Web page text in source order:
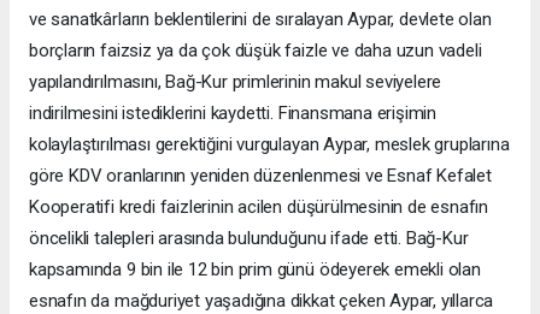
ve sanatkârların beklentilerini de sıralayan Aypar, devlete olan
borçların faizsiz ya da çok düşük faizle ve daha uzun vadeli
yapılandırılmasını, Bağ-Kur primlerinin makul seviyelere
indirilmesini istediklerini kaydetti. Finansmana erişimin
kolaylaştırılması gerektiğini vurgulayan Aypar, meslek gruplarına
göre KDV oranlarının yeniden düzenlenmesi ve Esnaf Kefalet
Kooperatifi kredi faizlerinin acilen düşürülmesinin de esnafın
öncelikli talepleri arasında bulunduğunu ifade etti. Bağ-Kur
kapsamında 9 bin ile 12 bin prim günü ödeyerek emekli olan
esnafın da mağduriyet yaşadığına dikkat çeken Aypar, yıllarca